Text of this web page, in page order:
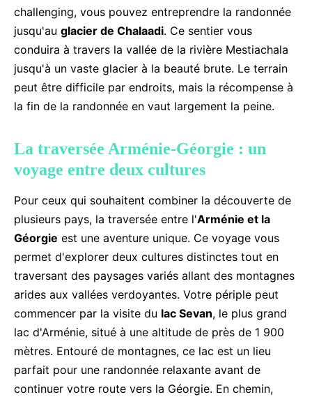
challenging, vous pouvez entreprendre la randonnée
jusqu'au glacier de Chalaadi. Ce sentier vous
conduira à travers la vallée de la rivière Mestiachala
jusqu'à un vaste glacier à la beauté brute. Le terrain
peut être difficile par endroits, mais la récompense à
la fin de la randonnée en vaut largement la peine.
La traversée Arménie-Géorgie : un
voyage entre deux cultures
Pour ceux qui souhaitent combiner la découverte de
plusieurs pays, la traversée entre l'Arménie et la
Géorgie est une aventure unique. Ce voyage vous
permet d'explorer deux cultures distinctes tout en
traversant des paysages variés allant des montagnes
arides aux vallées verdoyantes. Votre périple peut
commencer par la visite du lac Sevan, le plus grand
lac d'Arménie, situé à une altitude de près de 1 900
mètres. Entouré de montagnes, ce lac est un lieu
parfait pour une randonnée relaxante avant de
continuer votre route vers la Géorgie. En chemin,